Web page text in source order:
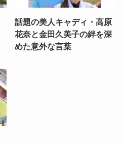
話題の美人キャディ・高原
花奈と金田久美子の絆を深
めた意外な言葉